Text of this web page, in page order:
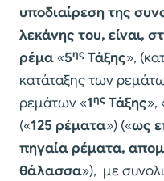
υποδιαίρεση της
λεκάνης του, είναι,
ρέμα«5ης Τάξης»,
κατάταξης των
ρεμάτων «1ης Τάξης»,
(«125 ρέματα») («ως
πηγαία ρέματα,
θάλασσα»), με